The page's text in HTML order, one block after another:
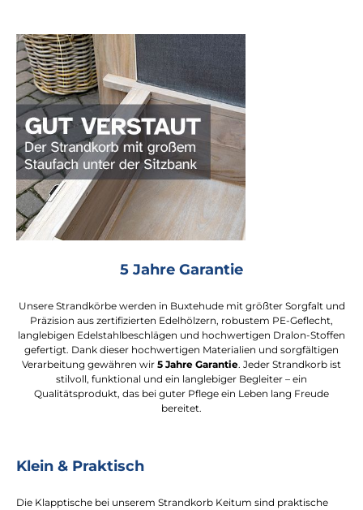
5 Jahre Garantie
Unsere Strandkörbe werden in Buxtehude mit größter Sorgfalt und
Präzision aus zertifizierten Edelhölzern, robustem PE-Geflecht,
langlebigen Edelstahlbeschlägen und hochwertigen Dralon-Stoffen
gefertigt. Dank dieser hochwertigen Materialien und sorgfältigen
Verarbeitung gewähren wir 5 Jahre Garantie. Jeder Strandkorb ist
stilvoll, funktional und ein langlebiger Begleiter – ein
Qualitätsprodukt, das bei guter Pflege ein Leben lang Freude
bereitet.
Klein & Praktisch
Die Klapptische bei unserem Strandkorb Keitum sind praktische